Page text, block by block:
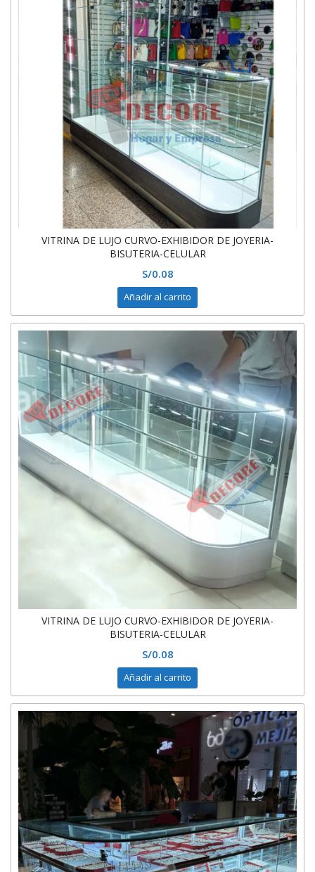
VITRINA DE LUJO CURVO-EXHIBIDOR DE JOYERIA-
BISUTERIA-CELULAR
S/0.08
Añadir al carrito
VITRINA DE LUJO CURVO-EXHIBIDOR DE JOYERIA-
BISUTERIA-CELULAR
S/0.08
Añadir al carrito